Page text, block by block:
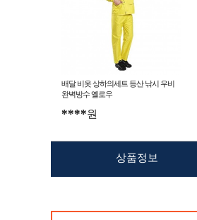
배달 비옷 상하의세트 등산 낚시 우비
완벽방수 옐로우
****원
상품정보